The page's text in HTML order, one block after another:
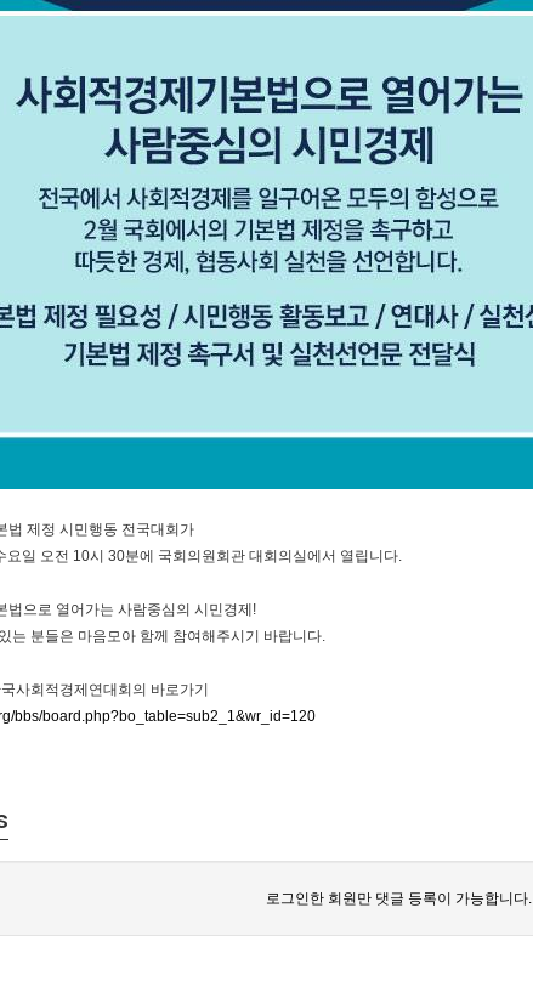
법 제정 시민행동 전국대회가
요일 오전 10시 30분에 국회의원회관 대회의실에서 열립니다.
법으로 열어가는 사람중심의 시민경제!
는 분들은 마음모아 함께 참여해주시기 바랍니다.
사회적경제연대회의 바로가기
bbs/board.php?bo_table=sub2_1&wr_id=120
로그인한 회원만 댓글 등록이 가능합니다.